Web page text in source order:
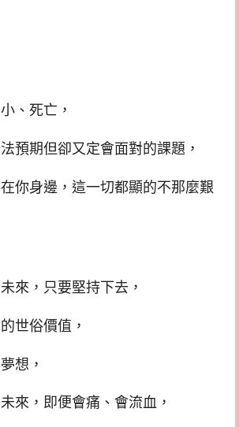
、死亡，
預期但卻又定會面對的課題，
你身邊，這一切都顯的不那麼艱
來，只要堅持下去，
世俗價值，
想，
來，即便會痛、會流血，